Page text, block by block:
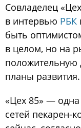
Совладелец
в интервью РБК
быть
в целом, но на
положительную
планы развития.
«Цех 85» — одна
сетей пекарен-